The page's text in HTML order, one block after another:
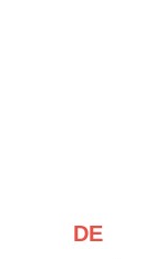
Sprache
auswählen